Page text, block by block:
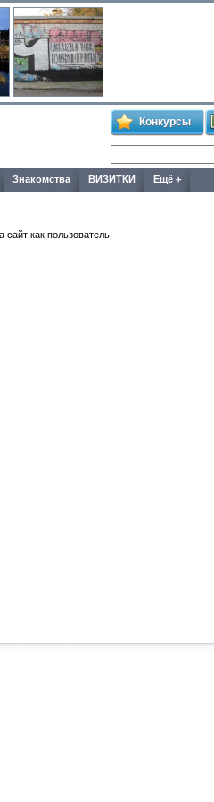
Конкурсы
Знакомства ВИЗИТКИ Ещё +
как пользователь.